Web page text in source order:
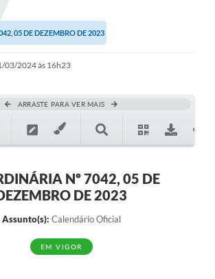
05 DE DEZEMBRO DE 2023
03/2024 às 16h23
ARRASTE PARA VER MAIS
Nº 7042, 05 DE
DE 2023
Assunto(s): Calendário Oficial
EM VIGOR